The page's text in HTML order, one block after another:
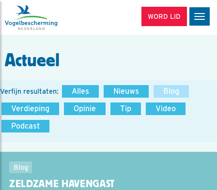
WORD LID
Actueel
Verfijn resultaten: Alles Nieuws
Blog
Verdieping
Opinie Tip
Video
Podcast
Blog
ZELDZAME HAVENGAST